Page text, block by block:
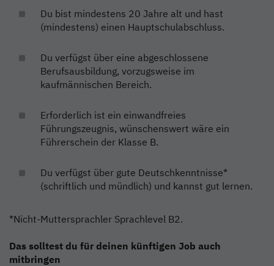
Du bist mindestens 20 Jahre alt und hast
(mindestens) einen Hauptschulabschluss.
Du verfügst über eine abgeschlossene
Berufsausbildung, vorzugsweise im
kaufmännischen Bereich.
Erforderlich ist ein einwandfreies
Führungszeugnis, wünschenswert wäre ein
Führerschein der Klasse B.
Du verfügst über gute Deutschkenntnisse*
(schriftlich und mündlich) und kannst gut lernen.
*Nicht-Muttersprachler Sprachlevel B2.
Das solltest du für deinen künftigen Job auch
mitbringen